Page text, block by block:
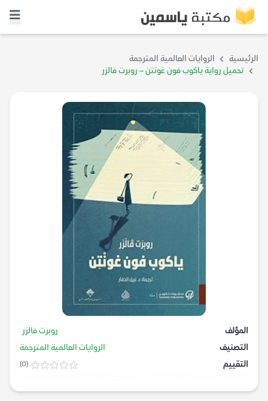
الرئيسية
الروايات العالمية المترجمة
تحميل رواية ياكوب فون غونتن – روبرت فالزر
المؤلف
روبرت فالزر
التصنيف
الروايات العالمية المترجمة
التقييم
(0)